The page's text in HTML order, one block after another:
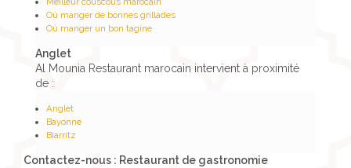
Où manger de bonnes grillades
Où manger un bon tagine
Anglet
Al Mounia Restaurant marocain intervient à proximité
de :
Anglet
Bayonne
Biarritz
Contactez-nous : Restaurant de gastronomie